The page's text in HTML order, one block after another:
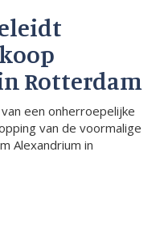
Rotterdam
een onherroepelijke
van de voormalige
Alexandrium in